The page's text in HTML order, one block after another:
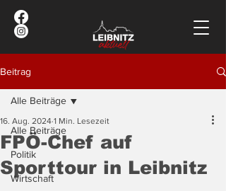
Beitrag
Alle Beiträge
Politik
Wirtschaft
Alle Beiträge
FPÖ-Chef auf
Sporttour in Leibnitz
16. Aug. 2024 1 Min. Lesezeit